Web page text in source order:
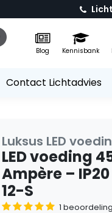
Blog Kennisbank
Contact Lichtadvies
Luksus LED
LED voeding
Ampère –
12-S
1